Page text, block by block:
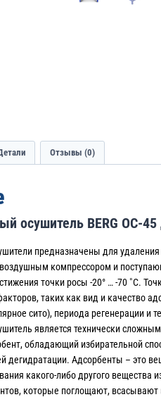
Отзывы (0)
осушитель BERG ОС-
предназначены для
компрессором и
точки росы -20° … -70 ˚С.
таких как вид и качество
сито), периода регенерации и
является технически
обладающий избирательной
дегидратации. Адсорбенты – это
какого-либо другого вещества
которые поглощают,